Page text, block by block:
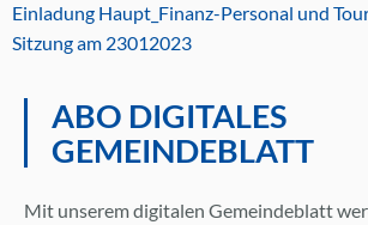
Einladung Haupt_Finanz-Personal und
Sitzung am 23012023
ABO DIGITALES
GEMEINDEBLATT
Mit unserem digitalen Gemeindeblatt